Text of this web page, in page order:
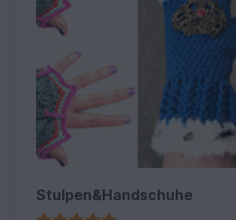
Stulpen&Handschuhe